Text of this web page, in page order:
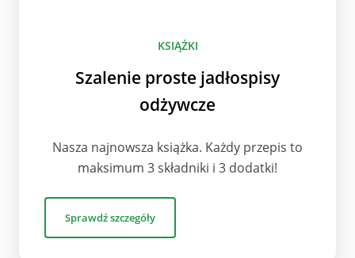
KSIĄŻKI
Szalenie proste jadłospisy
odżywcze
Nasza najnowsza książka. Każdy przepis to
maksimum 3 składniki i 3 dodatki!
Sprawdź szczegóły